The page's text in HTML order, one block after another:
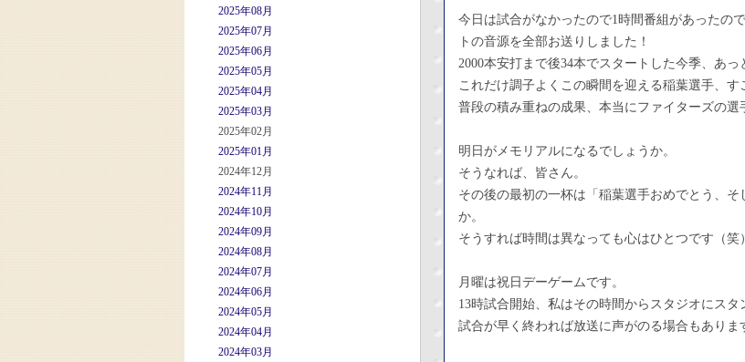
2025年08月
2025年07月
2025年06月
2025年05月
2025年04月
2025年03月
2025年02月
2025年01月
2024年12月
2024年11月
2024年10月
2024年09月
2024年08月
2024年07月
2024年06月
2024年05月
2024年04月
2024年03月
今日は試合がなかったので1時間番組があったの
トの音源を全部お送りしました！
2000本安打まで後34本でスタートした今季、あっ
これだけ調子よくこの瞬間を迎える稲葉選手、す
普段の積み重ねの成果、本当にファイターズの選
明日がメモリアルになるでしょうか。
そうなれば、皆さん。
その後の最初の一杯は「稲葉選手おめでとう、
か。
そうすれば時間は異なっても心はひとつです（笑
月曜は祝日デーゲームです。
13時試合開始、私はその時間からスタジオにスタ
試合が早く終われば放送に声がのる場合もあり